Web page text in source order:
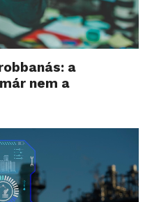
a
nem a